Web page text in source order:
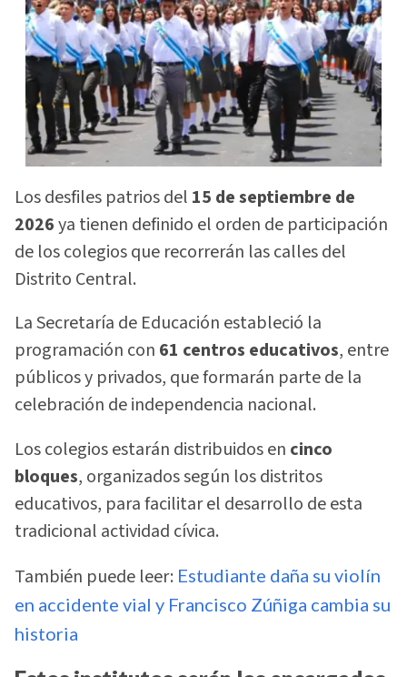
Los desfiles patrios del 15 de septiembre de
2026ya tienen definido el orden de participación
de los colegios que recorrerán las calles del
Distrito Central.
La Secretaría de Educación estableció la
programación con 61 centros educativos, entre
públicos y privados, que formarán parte de la
celebración de independencia nacional.
Los colegios estarán distribuidos en cinco
bloques, organizados según los distritos
educativos, para facilitar el desarrollo de esta
tradicional actividad cívica.
También puede leer: Estudiante daña su violín
en accidente vial y Francisco Zúñiga cambia su
historia